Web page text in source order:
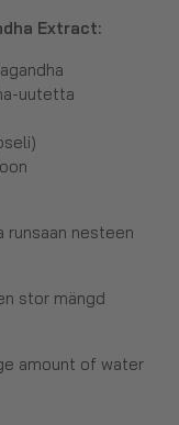
Extract:
uutetta
runsaan nesteen
stor mängd
amount of water